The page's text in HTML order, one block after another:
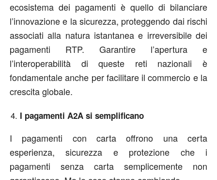
ecosistema dei pagamenti è quello di bilanciare
l’innovazione e la sicurezza, proteggendo dai rischi
associati alla natura istantanea e irreversibile dei
pagamenti RTP. Garantire l’apertura e
l’interoperabilità di queste reti nazionali è
fondamentale anche per facilitare il commercio e la
crescita globale.
I pagamenti A2A si semplificano
I pagamenti con carta offrono una certa
esperienza, sicurezza e protezione che i
pagamenti senza carta semplicemente non